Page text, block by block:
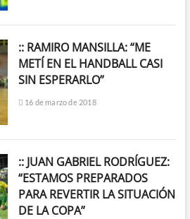
:: RAMIRO MANSILLA: “ME
METÍ EN EL HANDBALL CASI
SIN ESPERARLO”
16 de marzo de 2018
:: JUAN GABRIEL RODRÍGUEZ:
“ESTAMOS PREPARADOS
PARA REVERTIR LA SITUACIÓN
DE LA COPA”